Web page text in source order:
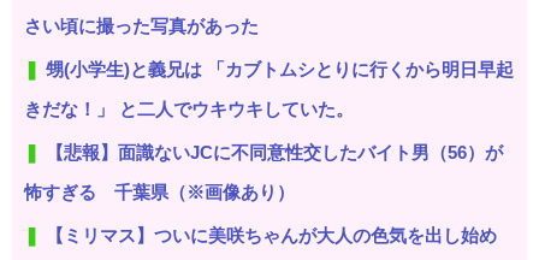
さい頃に撮った写真があった
甥(小学生)と義兄は 「カブトムシとりに行くから明日早起
きだな！」 と二人でウキウキしていた。
【悲報】面識ないJCに不同意性交したバイト男（56）が
怖すぎる 千葉県（※画像あり）
【ミリマス】ついに美咲ちゃんが大人の色気を出し始め